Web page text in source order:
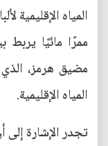
المياه الإقليمية
ممرًا مائيًا
مضيق هرمز،
المياه الإقليمية.
تجدر الإشارة